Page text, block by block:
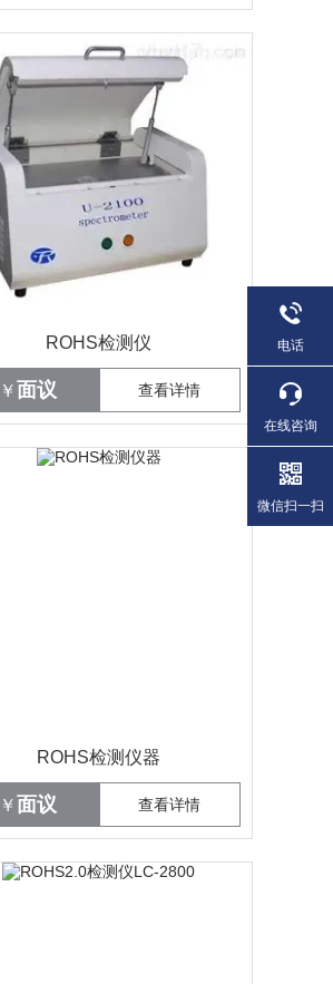
ROHS检测仪
￥ 面议 查看详情
ROHS检测仪器
￥ 面议 查看详情
电话
在线咨询
微信扫一扫